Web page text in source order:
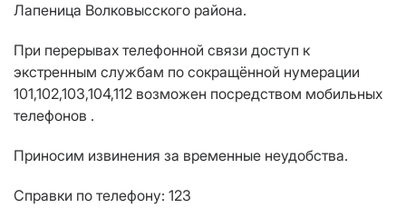
Лапеница Волковысского района.
При перерывах телефонной связи доступ к
экстренным службам по сокращённой нумерации
101,102,103,104,112 возможен посредством мобильных
телефонов .
Приносим извинения за временные неудобства.
Справки по телефону: 123